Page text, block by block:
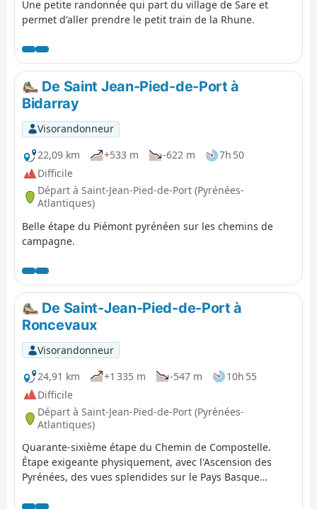
Une petite randonnée qui part du village de Sare et
permet d'aller prendre le petit train de la Rhune.
De Saint Jean-Pied-de-Port à
Bidarray
Visorandonneur
22,09 km
+533 m -622 m
7h 50
Difficile
Départ à Saint-Jean-Pied-de-Port (Pyrénées-
Atlantiques)
Belle étape du Piémont pyrénéen sur les chemins de
campagne.
De Saint-Jean-Pied-de-Port à
Roncevaux
Visorandonneur
24,91 km
+1 335 m -547 m
10h 55
Difficile
Départ à Saint-Jean-Pied-de-Port (Pyrénées-
Atlantiques)
Quarante-sixième étape du Chemin de Compostelle.
Étape exigeante physiquement, avec l'Ascension des
Pyrénées, des vues splendides sur le Pays Basque